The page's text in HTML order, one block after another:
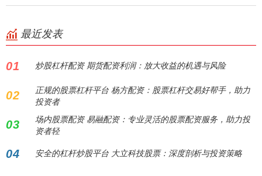
最近发表
01 炒股杠杆配资 期货配资利润：放大收益的机遇与风险
02
正规的股票杠杆平台 杨方配资：股票杠杆交易好帮手，助力
投资者
03
场内股票配资 易融配资：专业灵活的股票配资服务，助力投
资者轻
04 安全的杠杆炒股平台 大立科技股票：深度剖析与投资策略